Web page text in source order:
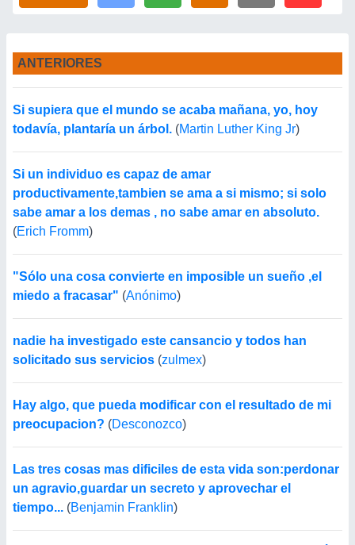
ANTERIORES
Si supiera que el mundo se acaba mañana, yo, hoy
todavía, plantaría un árbol. (Martin Luther King Jr)
Si un individuo es capaz de amar
productivamente,tambien se ama a si mismo; si solo
sabe amar a los demas , no sabe amar en absoluto.
(Erich Fromm)
"Sólo una cosa convierte en imposible un sueño ,el
miedo a fracasar" (Anónimo)
nadie ha investigado este cansancio y todos han
solicitado sus servicios (zulmex)
Hay algo, que pueda modificar con el resultado de mi
preocupacion? (Desconozco)
Las tres cosas mas dificiles de esta vida son:perdonar
un agravio,guardar un secreto y aprovechar el
tiempo... (Benjamin Franklin)